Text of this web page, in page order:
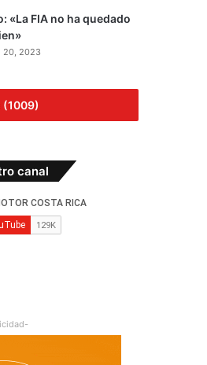
«La FIA no ha quedado
20, 2023
(1009)
canal